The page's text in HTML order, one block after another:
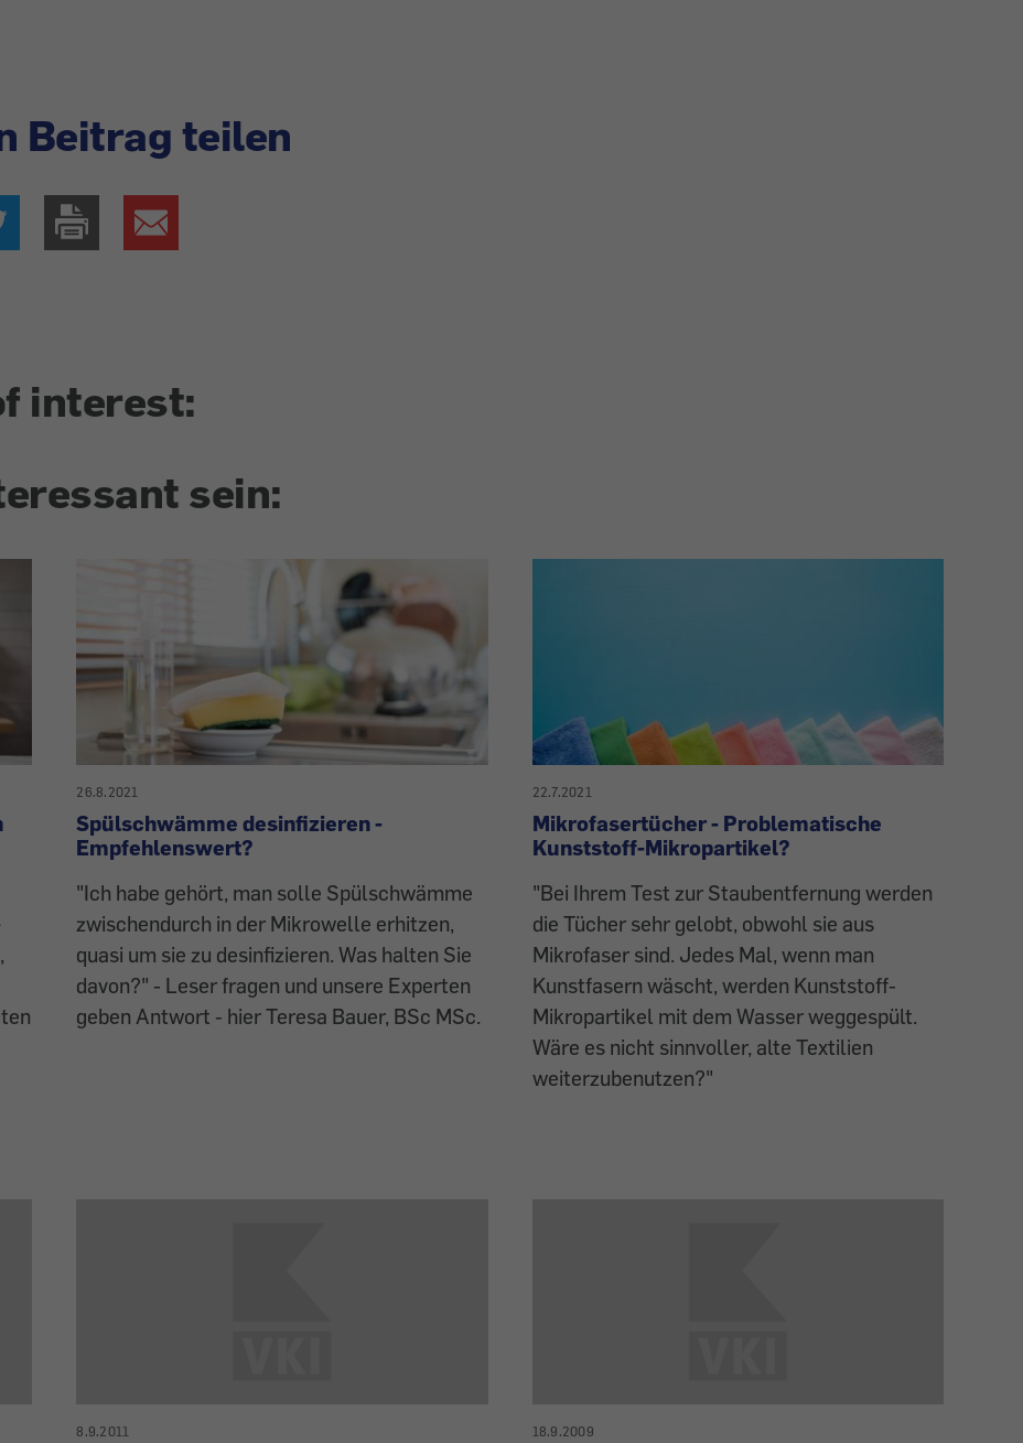
Beitrag teilen
interest:
sein:
26.8.2021
Spülschwämme desinfizieren -
Empfehlenswert?
"Ich habe gehört, man solle Spülschwämme
zwischendurch in der Mikrowelle erhitzen,
quasi um sie zu desinfizieren. Was halten Sie
davon?" - Leser fragen und unsere Experten
geben Antwort - hier Teresa Bauer, BSc MSc.
22.7.2021
Mikrofasertücher - Problematische
Kunststoff-Mikropartikel?
"Bei Ihrem Test zur Staubentfernung werden
die Tücher sehr gelobt, obwohl sie aus
Mikrofaser sind. Jedes Mal, wenn man
Kunstfasern wäscht, werden Kunststoff-
Mikropartikel mit dem Wasser weggespült.
Wäre es nicht sinnvoller, alte Textilien
weiterzubenutzen?"
8.9.2011 18.9.2009